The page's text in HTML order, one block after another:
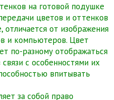
на готовой подушке
цветов и оттенков
отличается от изображения
и компьютеров. Цвет
по-разному отображаться
с особенностями их
впитывать
за собой право